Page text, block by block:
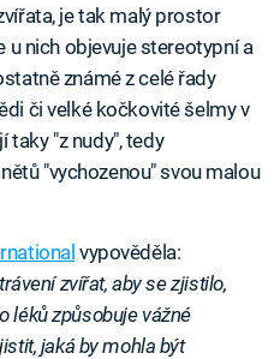
je tak malý prostor
u nich objevuje stereotypní a
známé z celé řady
či velké kočkovité šelmy v
taky "z nudy", tedy
"vychozenou" svou malou
vypověděla:
zvířat, aby se zjistilo,
léků způsobuje vážné
jaká by mohla být